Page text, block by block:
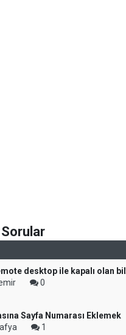
desktop ile kapalı olan
0
Sayfa Numarası Eklemek
1